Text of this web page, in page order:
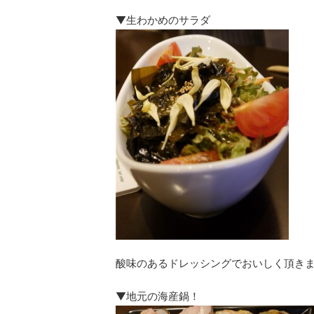
▼生わかめのサラダ
酸味のあるドレッシングでおいしく頂き
▼地元の海産鍋！